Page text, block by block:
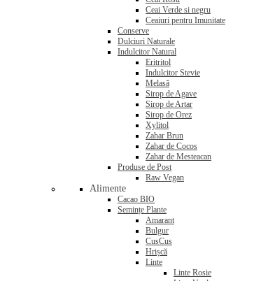
Ceai Verde si negru
Ceaiuri pentru Imunitate
Conserve
Dulciuri Naturale
Indulcitor Natural
Eritritol
Indulcitor Stevie
Melasă
Sirop de Agave
Sirop de Artar
Sirop de Orez
Xylitol
Zahar Brun
Zahar de Cocos
Zahar de Mesteacan
Produse de Post
Raw Vegan
Alimente
Cacao BIO
Semințe Plante
Amarant
Bulgur
CusCus
Hrișcă
Linte
Linte Rosie